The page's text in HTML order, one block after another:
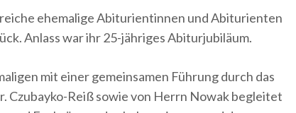
ehemalige Abiturientinnen und Abiturienten
Anlass war ihr 25-jähriges Abiturjubiläum.
mit einer gemeinsamen Führung durch das
Czubayko-Reiß sowie von Herrn Nowak begleitet